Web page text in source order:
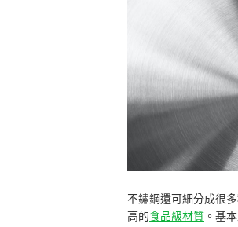
不鏽鋼還可細分成很
高的食品級材質 。基